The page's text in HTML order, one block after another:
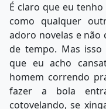
É claro que eu
como qualquer
adoro novelas e
de tempo. Mas
que eu acho
homem correndo
fazer a bola
cotovelando, se